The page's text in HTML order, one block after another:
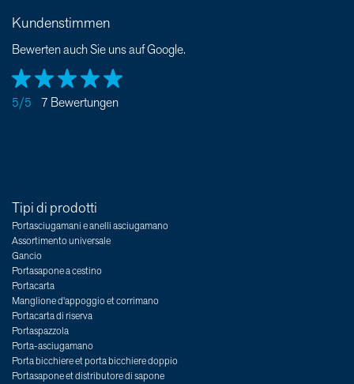
Kundenstimmen
Bewerten auch Sie uns auf Google.
5/5 7 Bewertungen
Tipi di prodotti
Portasciugamani e anelli asciugamano
Assortimento universale
Gancio
Portasapone a cestino
Portacarta
Manglione d'appoggio et corrimano
Portacarta di riserva
Portaspazzola
Porta-asciugamano
Porta bicchiere et porta bicchiere doppio
Portasapone et distributore di sapone